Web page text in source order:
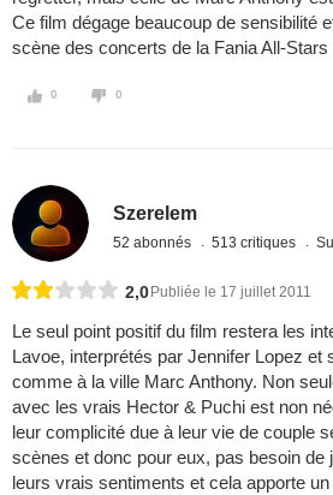
Ce film dégage beaucoup de sensibilité
scène des concerts de la Fania All-
0 0
Szerelem
52 abonnés 513 critiques
2,0 Publiée le 17 juillet 2011
Le seul point positif du film restera les
Lavoe, interprétés par Jennifer Lopez et
comme à la ville Marc Anthony. Non
avec les vrais Hector & Puchi est non
leur complicité due à leur vie de couple
scènes et donc pour eux, pas besoin de
leurs vrais sentiments et cela apporte